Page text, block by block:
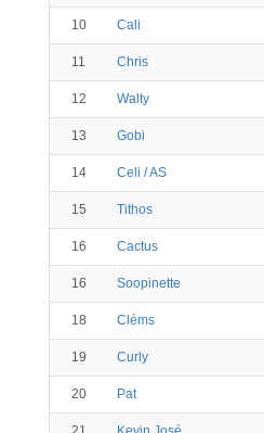
10 Cali
11 Chris
12 Walty
13 Gobi
14 Celi / AS
15 Tithos
16 Cactus
16 Soopinette
18 Cléms
19 Curly
20 Pat